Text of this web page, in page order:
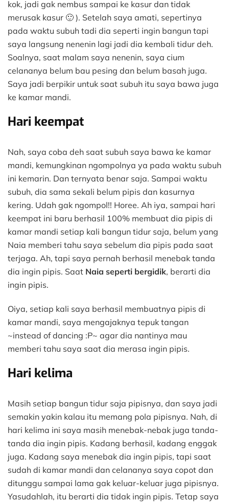
kok, jadi gak nembus sampai ke kasur dan tidak
merusak kasur 🙂 ). Setelah saya amati, sepertinya
pada waktu subuh tadi dia seperti ingin bangun tapi
saya langsung nenenin lagi jadi dia kembali tidur deh.
Soalnya, saat malam saya nenenin, saya cium
celananya belum bau pesing dan belum basah juga.
Saya jadi berpikir untuk saat subuh itu saya bawa juga
ke kamar mandi.
Hari keempat
Nah, saya coba deh saat subuh saya bawa ke kamar
mandi, kemungkinan ngompolnya ya pada waktu subuh
ini kemarin. Dan ternyata benar saja. Sampai waktu
subuh, dia sama sekali belum pipis dan kasurnya
kering. Udah gak ngompol!! Horee. Ah iya, sampai hari
keempat ini baru berhasil 100% membuat dia pipis di
kamar mandi setiap kali bangun tidur saja, belum yang
Naia memberi tahu saya sebelum dia pipis pada saat
terjaga. Ah, tapi saya pernah berhasil menebak tanda
dia ingin pipis. Saat Naia seperti bergidik, berarti dia
ingin pipis.
Oiya, setiap kali saya berhasil membuatnya pipis di
kamar mandi, saya mengajaknya tepuk tangan
~instead of dancing :P~ agar dia nantinya mau
memberi tahu saya saat dia merasa ingin pipis.
Hari kelima
Masih setiap bangun tidur saja pipisnya, dan saya jadi
semakin yakin kalau itu memang pola pipisnya. Nah, di
hari kelima ini saya masih menebak-nebak juga tanda-
tanda dia ingin pipis. Kadang berhasil, kadang enggak
juga. Kadang saya menebak dia ingin pipis, tapi saat
sudah di kamar mandi dan celananya saya copot dan
ditunggu sampai lama gak keluar-keluar juga pipisnya.
Yasudahlah, itu berarti dia tidak ingin pipis. Tetap saya